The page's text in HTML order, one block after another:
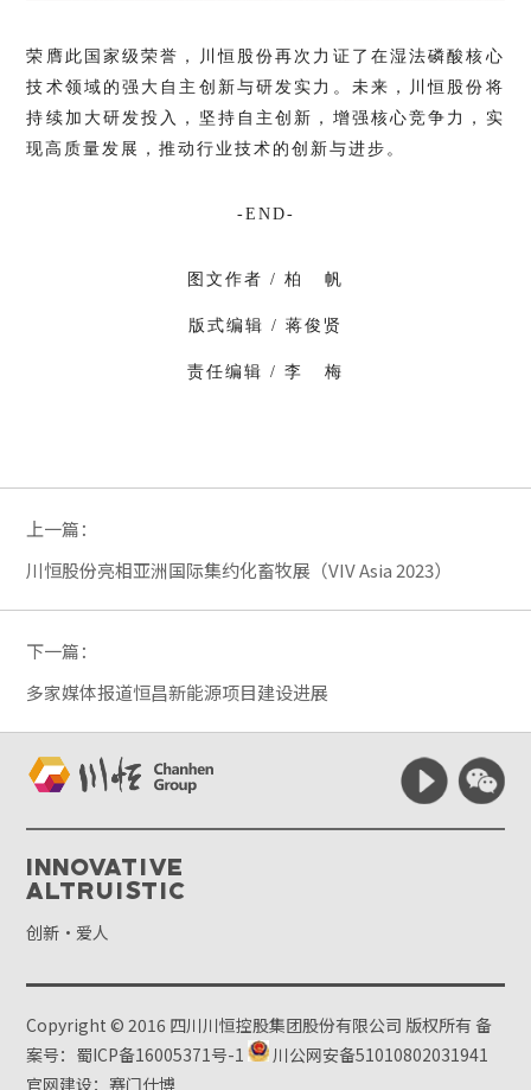
荣膺此国家级荣誉， 川恒股份再次力证了在湿法磷酸核心
技术领域的强大自主创新与研发实力。未来，川恒股份将
持续加大研发投入，坚持自主创新，增强核心竞争力，实
现高质量发展，推动行业技术的创新与进步。
-END-
图文作者 / 柏 帆
版式编辑 / 蒋俊贤
责任编辑 / 李 梅
上一篇：
川恒股份亮相亚洲国际集约化畜牧展（VIV Asia 2023）
下一篇：
多家媒体报道恒昌新能源项目建设进展
Innovative
Altruistic
创新·爱人
Copyright © 2016 四川川恒控股集团股份有限公司 版权所有备
案号：蜀ICP备16005371号-1
川公网安备51010802031941
官网建设：赛门仕博